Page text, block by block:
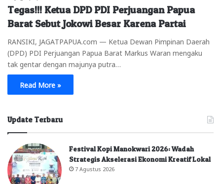
Tegas!!! Ketua DPD PDI Perjuangan Papua
Barat Sebut Jokowi Besar Karena Partai
RANSIKI, JAGATPAPUA.com — Ketua Dewan Pimpinan Daerah
(DPD) PDI Perjuangan Papua Barat Markus Waran mengaku
tak gentar dengan majunya putra…
Read More »
Update Terbaru
Festival Kopi Manokwari 2026: Wadah
Strategis Akselerasi Ekonomi Kreatif Lokal
7 Agustus 2026